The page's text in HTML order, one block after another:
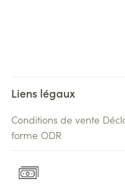
Liens légaux
Conditions de vente
forme ODR